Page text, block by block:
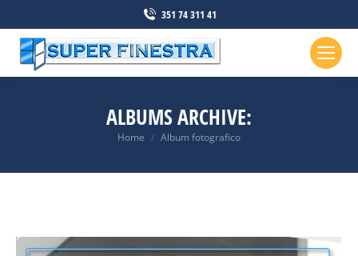
351 74 311 41
ALBUMS ARCHIVE:
Tu sei qui:
Home Album fotografico